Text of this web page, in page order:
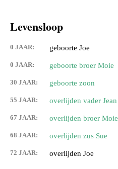
Levensloop
0 JAAR: geboorte Joe
0 JAAR: geboorte broer Moie
30 JAAR: geboorte zoon
55 JAAR: overlijden vader Jean
67 JAAR: overlijden broer Moie
68 JAAR: overlijden zus Sue
72 JAAR: overlijden Joe